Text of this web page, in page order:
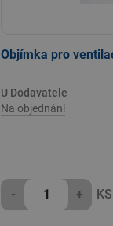
Objímka pro
U Dodavatele
Na objednání
- + KS